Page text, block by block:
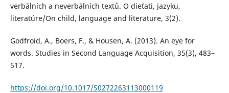
verbálních a neverbálních textů. O dieťati, jazyku,
literatúre/On child, language and literature, 3(2).
Godfroid, A., Boers, F., & Housen, A. (2013). An eye for
words. Studies in Second Language Acquisition, 35(3), 483–
517.
https://doi.org/10.1017/S0272263113000119